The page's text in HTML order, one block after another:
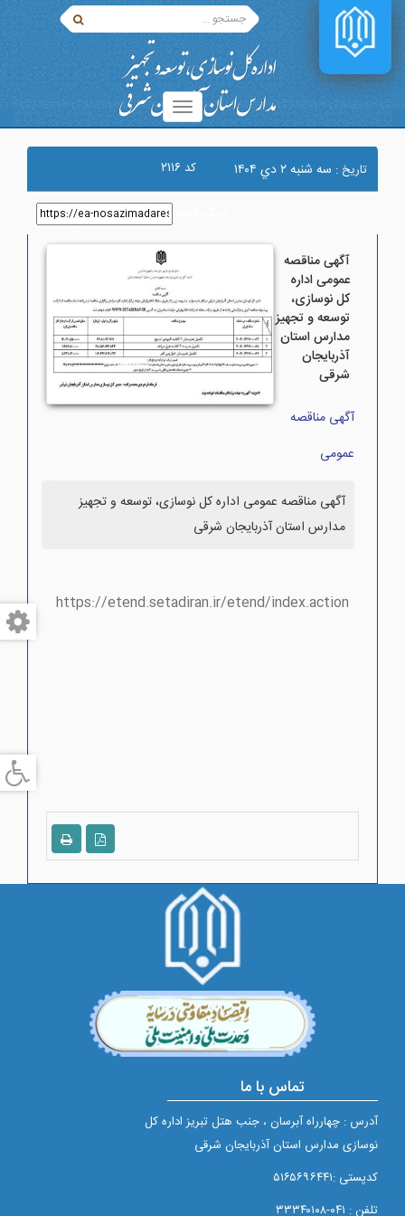
تاریخ : سه شنبه ۲ دي ۱۴۰۴ کد ۲۱۱۶
آگهی مناقصه
عمومی اداره
کل نوسازی،
توسعه و تجهیز
مدارس استان
آذربایجان
شرقی
آگهی مناقصه
عمومی
آگهی مناقصه عمومی اداره کل نوسازی، توسعه و تجهیز
مدارس استان آذربایجان شرقی
https://etend.setadiran.ir/etend/index.action
تماس با ما
آدرس : چهارراه آبرسان ، جنب هتل تبریز اداره کل
نوسازی مدارس استان آذربایجان شرقی
کدپستی :۵۱۶۵۶۹۶۴۴۱
تلفن : ۰۴۱-۳۳۳۴۰۱۰۸